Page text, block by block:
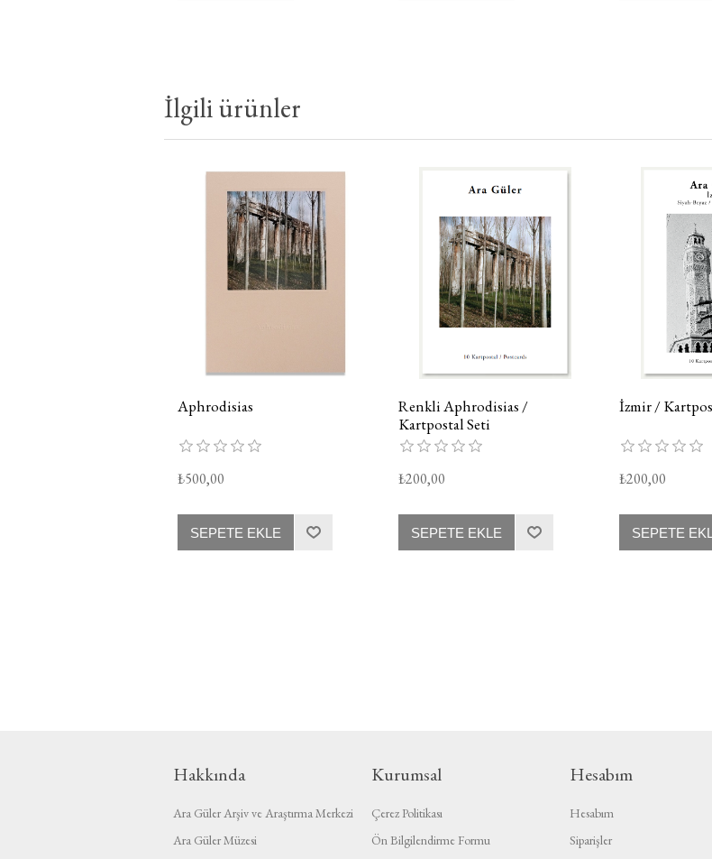
İlgili ürünler
Aphrodisias
₺500,00
SEPETE EKLE
Renkli Aphrodisias /
Kartpostal Seti
₺200,00
SEPETE EKLE
İzmir /
₺200,00
SEPETE
Hakkında
Ara Güler Arşiv ve Araştırma Merkezi
Ara Güler Müzesi
Kurumsal
Çerez Politikası
Ön Bilgilendirme Formu
Hesabım
Hesabım
Siparişler